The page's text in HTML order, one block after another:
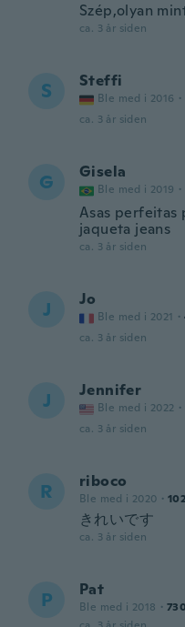
Szép,olyan
ca. 3 år siden
S Steffi
Ble med i 2016 ·
ca. 3 år siden
G Gisela
Ble med i 2019 ·
Asas perfeitas
jaqueta jeans
ca. 3 år siden
J Jo
Ble med i 2021 ·
ca. 3 år siden
J Jennifer
Ble med i 2022 ·
ca. 3 år siden
R riboco
Ble med i 2020 ·
きれいです
ca. 3 år siden
P Pat
Ble med i 2018 · 730